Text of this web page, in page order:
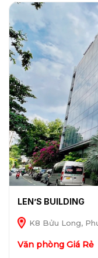
LEN’S BUILDING
K8 Bửu Long,
Văn phòng Giá Rẻ